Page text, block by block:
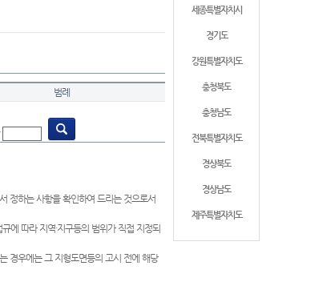
세종특별자치시
경기도
강원특별자치도
충청북도
충청남도
전북특별자치도
경상북도
경상남도
제주특별자치도
범례
정하는 사항을 확인하여 드리는 것으로서
에 따라 지역·지구등의 범위가 직접 지정되
경우에는 그 지형도면등의 고시 전에 해당